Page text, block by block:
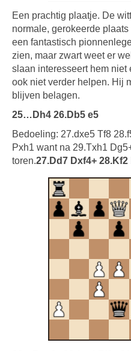
Een prachtig plaatje. De
normale, gerokeerde
een fantastisch
zien, maar zwart weet er
slaan interesseert hem
ook niet verder helpen. Hij
blijven belagen.
25…Dh4 26.Db5 e5
Bedoeling: 27.dxe5 Tf8
Pxh1 want na 29.Txh1
toren.27.Dd7 Dxf4+ 28.Kf2